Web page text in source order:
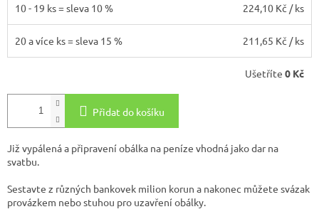
10 - 19 ks = sleva 10 % 224,10 Kč / ks
20 a více ks = sleva 15 % 211,65 Kč / ks
Ušetříte 0 Kč
Přidat do košíku
Již vypálená a připravení obálka na peníze vhodná jako dar na
svatbu.
Sestavte z různých bankovek milion korun a nakonec můžete svázak
provázkem nebo stuhou pro uzavření obálky.